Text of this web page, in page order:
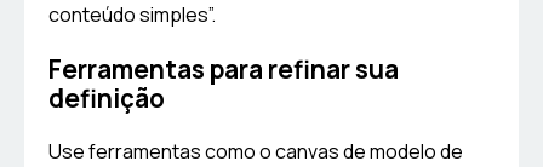
conteúdo simples”.
Ferramentas para refinar sua
definição
Use ferramentas como o canvas de modelo de